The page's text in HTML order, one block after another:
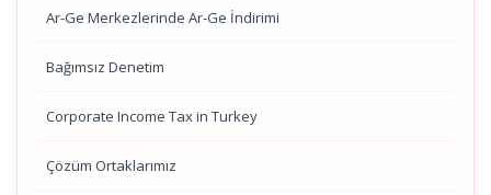
Ar-Ge Merkezlerinde Ar-Ge İndirimi
Bağımsız Denetim
Corporate Income Tax in Turkey
Çözüm Ortaklarımız